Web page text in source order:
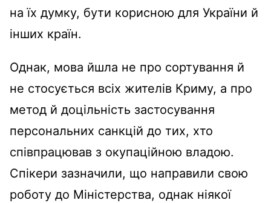
на їх думку, бути корисною для України й
інших країн.
Однак, мова йшла не про сортування й
не стосується всіх жителів Криму, а про
метод й доцільність застосування
персональних санкцій до тих, хто
співпрацював з окупаційною владою.
Спікери зазначили, що направили свою
роботу до Міністерства, однак ніякої